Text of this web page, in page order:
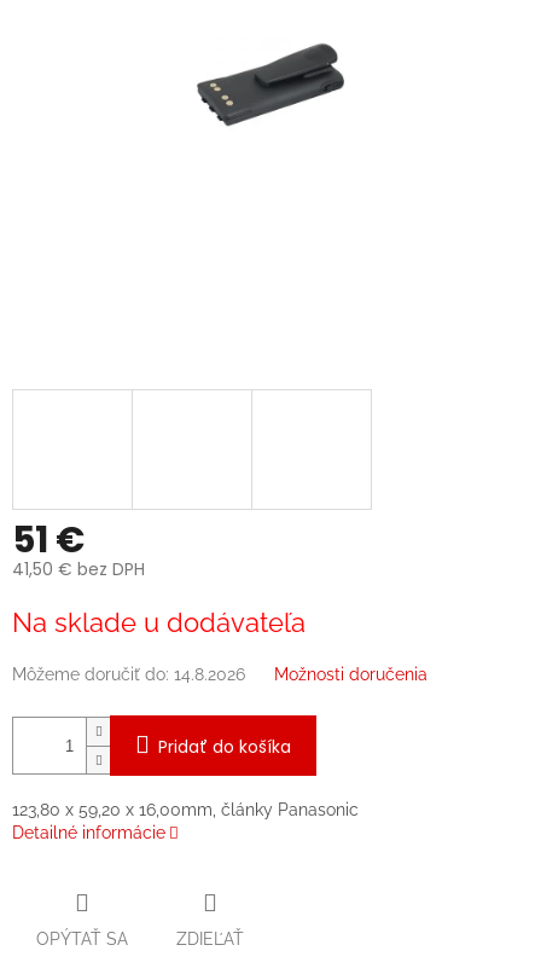
51 €
41,50 € bez DPH
cena:
Na sklade u dodávateľa
Môžeme doručiť do: 14.8.2026 Možnosti doručenia
Pridať do košíka
123,80 x 59,20 x 16,00mm, články Panasonic
Detailné informácie
OPÝTAŤ SA ZDIEĽAŤ